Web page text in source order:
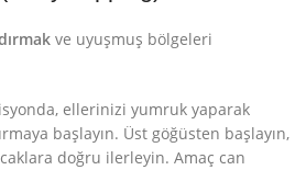
ve uyuşmuş bölgeleri
ellerinizi yumruk yaparak
başlayın. Üst göğüsten başlayın,
doğru ilerleyin. Amaç can